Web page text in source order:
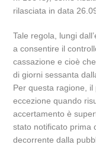
rilasciata in data
Tale regola, lungi
a consentire il
cassazione e cioè
di giorni sessanta
Per questa ragione,
eccezione quando
accertamento è
stato notificato prima
decorrente dalla